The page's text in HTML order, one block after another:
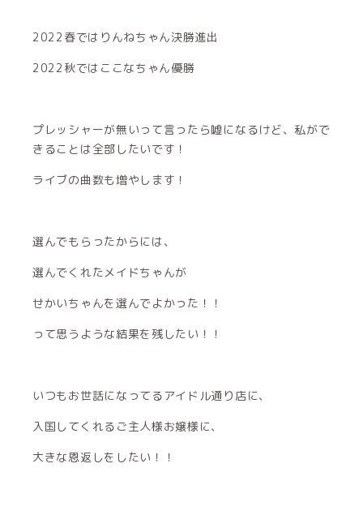
2022春ではりんねちゃん決勝進出
2022秋ではここなちゃん優勝
プレッシャーが無いって言ったら嘘になるけど、私がで
きることは全部したいです！
ライブの曲数も増やします！
選んでもらったからには、
選んでくれたメイドちゃんが
せかいちゃんを選んでよかった！！
って思うような結果を残したい！！
いつもお世話になってるアイドル通り店に、
入国してくれるご主人様お嬢様に、
大きな恩返しをしたい！！